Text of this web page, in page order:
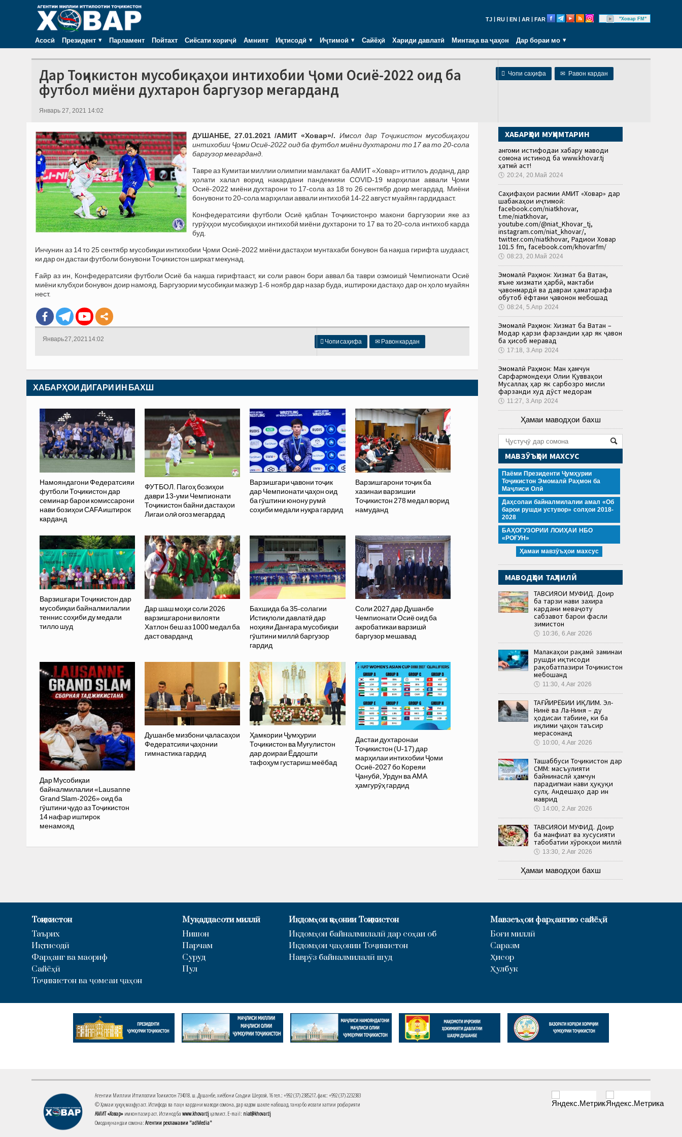
TJ RU EN AR FAR "Ховар FM"
Асосӣ Президент Парламент Пойтахт Сиёсати хориҷӣ Амният Иқтисодӣ Иҷтимоӣ Сайёҳӣ Хариди давлатӣ Минтақа ва ҷаҳон Дар бораи мо
 Чопи саҳифа ✉ Равон кардан
Дар Тоҷикистон мусобиқаҳои интихобии Ҷоми Осиё-2022 оид ба
футбол миёни духтарон баргузор мегарданд
Январь 27, 2021 14:02
ДУШАНБЕ, 27.01.2021 /АМИТ «Ховар»/. Имсол дар Тоҷикистон мусобиқаҳои
интихобии Ҷоми Осиё-2022 оид ба футбол миёни духтарони то 17 ва то 20-сола
баргузор мегарданд.
Тавре аз Кумитаи миллии олимпии мамлакат ба АМИТ «Ховар» иттилоъ доданд, дар
ҳолати халал ворид накардани пандемияи COVID-19 марҳилаи аввали Ҷоми
Осиё-2022 миёни духтарони то 17-сола аз 18 то 26 сентябр доир мегардад. Миёни
бонувони то 20-сола марҳилаи аввали интихобӣ 14-22 август муайян гардидааст.
Конфедератсияи футболи Осиё қаблан Тоҷикистонро макони баргузории яке аз
гурӯҳҳои мусобиқаҳои интихобӣ миёни духтарони то 17 ва то 20-сола интихоб карда
буд.
Инчунин аз 14 то 25 сентябр мусобиқаи интихобии Ҷоми Осиё-2022 миёни дастаҳои мунтахаби бонувон ба нақша гирифта шудааст,
ки дар он дастаи футболи бонувони Тоҷикистон ширкат мекунад.
Ғайр аз ин, Конфедератсияи футболи Осиё ба нақша гирифтааст, ки соли равон бори аввал ба таври озмоишӣ Чемпионати Осиё
миёни клубҳои бонувон доир намояд. Баргузории мусобиқаи мазкур 1-6 ноябр дар назар буда, иштироки дастаҳо дар он ҳоло муайян
нест.
 Чопи саҳифа ✉ Равон кардан
Январь 27, 2021 14:02
ХАБАРҲОИ ДИГАРИ ИН БАХШ
Намояндагони Федератсияи
футболи Тоҷикистон дар
семинар барои комиссарони
нави бозиҳои CAFA иштирок
карданд
ФУТБОЛ. Пагоҳ бозиҳои
даври 13-уми Чемпионати
Тоҷикистон байни дастаҳои
Лигаи олӣ оғоз мегардад
Варзишгари ҷавони тоҷик
дар Чемпионати ҷаҳон оид
ба гӯштини юнону румӣ
соҳиби медали нуқра гардид
Варзишгарони тоҷик ба
хазинаи варзишии
Тоҷикистон 278 медал ворид
намуданд
Варзишгари Тоҷикистон дар
мусобиқаи байналмилалии
теннис соҳиби ду медали
тилло шуд
Дар шаш моҳи соли 2026
варзишгарони вилояти
Хатлон беш аз 1000 медал ба
даст оварданд
Бахшида ба 35-солагии
Истиқлоли давлатӣ дар
ноҳияи Данғара мусобиқаи
гӯштини миллӣ баргузор
гардид
Соли 2027 дар Душанбе
Чемпионати Осиё оид ба
акробатикаи варзишӣ
баргузор мешавад
Дар Мусобиқаи
байналмилалии «Lausanne
Grand Slam-2026» оид ба
гӯштини ҷудо аз Тоҷикистон
14 нафар иштирок
менамояд
Душанбе мизбони ҷаласаҳои
Федератсияи ҷаҳонии
гимнастика гардид
Ҳамкории Ҷумҳурии
Тоҷикистон ва Муғулистон
дар доираи Ёддошти
тафоҳум густариш меёбад
Дастаи духтаронаи
Тоҷикистон (U-17) дар
марҳилаи интихобии Ҷоми
Осиё-2027 бо Кореяи
Ҷанубӣ, Урдун ва АМА
ҳамгурӯҳ гардид
ХАБАРҲОИ МУҲИМТАРИН
Ҳангоми истифодаи хабару маводи
сомона истинод ба www.khovar.tj
ҳатмӣ аст!
🕔 20:24, 20.Май 2024
Саҳифаҳои расмии АМИТ «Ховар» дар
шабакаҳои иҷтимоӣ:
facebook.com/niatkhovar,
t.me/niatkhovar,
youtube.com/@niat_Khovar_tj,
instagram.com/niat_khovar/,
twitter.com/niatkhovar, Радиои Ховар
101.5 fm, facebook.com/khovarfm/
🕔 08:23, 20.Май 2024
Эмомалӣ Раҳмон: Хизмат ба Ватан,
яъне хизмати ҳарбӣ, мактаби
ҷавонмардӣ ва давраи ҳаматарафа
обутоб ёфтани ҷавонон мебошад
🕔 08:24, 5.Апр 2024
Эмомалӣ Раҳмон: Хизмат ба Ватан –
Модар қарзи фарзандии ҳар як ҷавон
ба ҳисоб меравад
🕔 17:18, 3.Апр 2024
Эмомалӣ Раҳмон: Ман ҳамчун
Сарфармондеҳи Олии Қувваҳои
Мусаллаҳ ҳар як сарбозро мисли
фарзанди худ дӯст медорам
🕔 11:27, 3.Апр 2024
Ҳамаи маводҳои бахш
МАВЗӮЪҲОИ МАХСУС
Паёми Президенти Ҷумҳурии
Тоҷикистон Эмомалӣ Раҳмон ба
Маҷлиси Олӣ
Даҳсолаи байналмилалии амал «Об
барои рушди устувор» солҳои 2018-
2028
БАҲОГУЗОРИИ ЛОИҲАИ НБО
«РОҒУН»
Ҳамаи мавзӯъҳои махсус
МАВОДҲОИ ТАҲЛИЛӢ
ТАВСИЯҲОИ МУФИД. Доир
ба тарзи нави захира
кардани меваҷоту
сабзавот барои фасли
зимистон
🕔 10:36, 6.Авг 2026
Малакаҳои рақамӣ заминаи
рушди иқтисоди
рақобатпазири Тоҷикистон
мебошанд
🕔 11:30, 4.Авг 2026
ТАҒЙИРЁБИИ ИҚЛИМ. Эл-
Нинё ва Ла-Ниня – ду
ҳодисаи табиие, ки ба
иқлими ҷаҳон таъсир
мерасонанд
🕔 10:00, 4.Авг 2026
Ташаббуси Тоҷикистон дар
СММ: масъулияти
байнинаслӣ ҳамчун
парадигмаи нави ҳуқуқи
сулҳ. Андешаҳо дар ин
маврид
🕔 14:00, 2.Авг 2026
ТАВСИЯҲОИ МУФИД. Доир
ба манфиат ва хусусияти
табобатии хӯрокҳои миллӣ
🕔 13:30, 2.Авг 2026
Ҳамаи маводҳои бахш
Тоҷикистон
Таърих
Иқтисодӣ
Фарҳанг ва маориф
Сайёҳӣ
Тоҷикистон ва ҷомеаи ҷаҳон
Муқаддасоти миллӣ
Нишон
Парчам
Суруд
Пул
Иқдомҳои ҷаҳонии Тоҷикистон
Иқдомҳои байналмилалӣ дар соҳаи об
Иқдомҳои ҷаҳонии Тоҷикистон
Наврӯз байналмилалӣ шуд
Мавзеъҳои фарҳангию сайёҳӣ
Боғи миллӣ
Саразм
Ҳисор
Ҳулбук
Агентии Миллии Иттилоотии Тоҷикистон 734018. ш. Душанбе, хиёбони Саъдии Шерозӣ, 16 тел.: +992 (37) 2385217, факс: +992 (37) 2232383
© Ҳамаи ҳуқуқ маҳфуз аст. Истифода ва паҳн кардани маводи сомона, дар кадом шакле набошад, танҳо бо иҷозати хаттии роҳбарияти
АМИТ «Ховар» имконпазир аст. Истинод ба www.khovar.tjҳатмист. E-mail: niat@khovar.tj
Омодакунандаи сомона: Агентии рекламавии "adMedia"